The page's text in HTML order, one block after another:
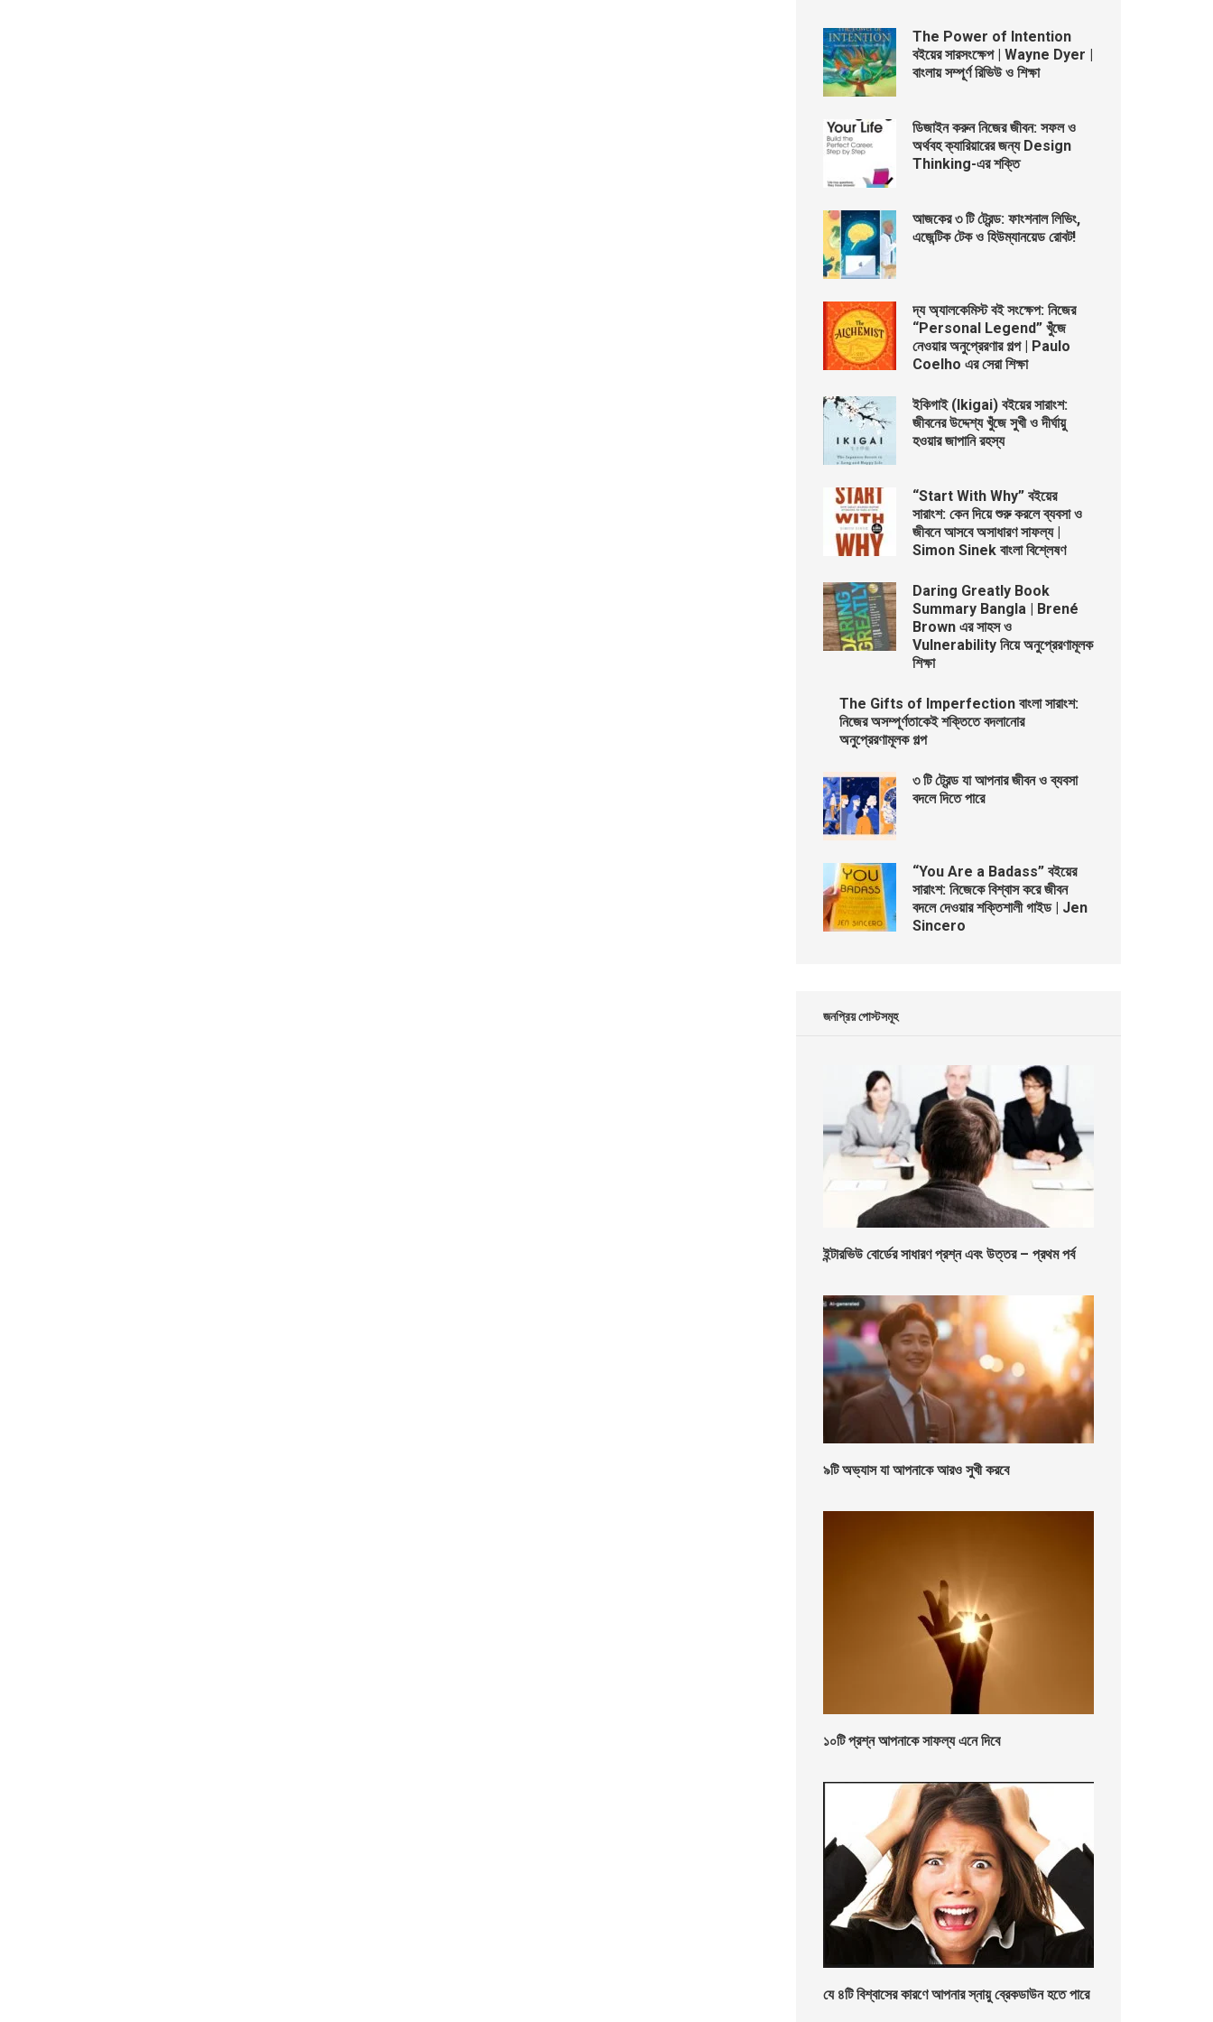
The Power of Intention
বইয়ের সারসংক্ষেপ | Wayne Dyer |
বাংলায় সম্পূর্ণ রিভিউ ও শিক্ষা
ডিজাইন করুন নিজের জীবন: সফল ও
অর্থবহ ক্যারিয়ারের জন্য Design
Thinking-এর শক্তি
আজকের ৩ টি ট্রেন্ড: ফাংশনাল লিভিং,
এজেন্টিক টেক ও হিউম্যানয়েড রোবট!
দ্য অ্যালকেমিস্ট বই সংক্ষেপ: নিজের
“Personal Legend” খুঁজে
নেওয়ার অনুপ্রেরণার গল্প | Paulo
Coelho এর সেরা শিক্ষা
ইকিগাই (Ikigai) বইয়ের সারাংশ:
জীবনের উদ্দেশ্য খুঁজে সুখী ও দীর্ঘায়ু
হওয়ার জাপানি রহস্য
“Start With Why” বইয়ের
সারাংশ: কেন দিয়ে শুরু করলে ব্যবসা ও
জীবনে আসবে অসাধারণ সাফল্য |
Simon Sinek বাংলা বিশ্লেষণ
Daring Greatly Book
Summary Bangla | Brené
Brown এর সাহস ও
Vulnerability নিয়ে অনুপ্রেরণামূলক
শিক্ষা
The Gifts of Imperfection বাংলা সারাংশ:
নিজের অসম্পূর্ণতাকেই শক্তিতে বদলানোর
অনুপ্রেরণামূলক গল্প
৩ টি ট্রেন্ড যা আপনার জীবন ও ব্যবসা
বদলে দিতে পারে
“You Are a Badass” বইয়ের
সারাংশ: নিজেকে বিশ্বাস করে জীবন
বদলে দেওয়ার শক্তিশালী গাইড | Jen
Sincero
জনপ্রিয় পোস্টসমূহ
ইন্টারভিউ বোর্ডের সাধারণ প্রশ্ন এবং উত্তর – প্রথম পর্ব
৯টি অভ্যাস যা আপনাকে আরও সুখী করবে
১০টি প্রশ্ন আপনাকে সাফল্য এনে দিবে
যে ৪টি বিশ্বাসের কারণে আপনার স্নায়ু ব্রেকডাউন হতে পারে